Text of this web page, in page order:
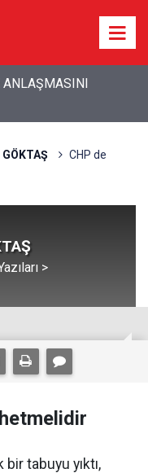
açıklamalar!
CHP de
>
tabuyu yıktı,